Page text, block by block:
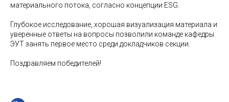
материального потока, согласно концепции ESG.
Глубокое исследование, хорошая визуализация материала и
уверенные ответы на вопросы позволили команде кафедры
ЭУТ занять первое место среди докладчиков секции.
Поздравляем победителей!